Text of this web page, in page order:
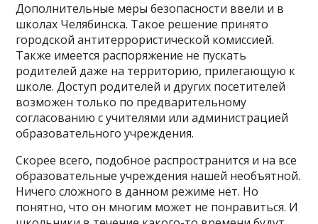
Дополнительные меры безопасности ввели и в
школах Челябинска. Такое решение принято
городской антитеррористической комиссией.
Также имеется распоряжение не пускать
родителей даже на территорию, прилегающую к
школе. Доступ родителей и других посетителей
возможен только по предварительному
согласованию с учителями или администрацией
образовательного учреждения.
Скорее всего, подобное распространится и на все
образовательные учреждения нашей необъятной.
Ничего сложного в данном режиме нет. Но
понятно, что он многим может не понравиться. И